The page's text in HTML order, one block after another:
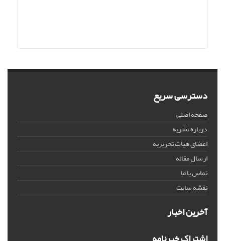
دسترسی سریع
صفحه اصلی
درباره نشریه
اعضای هیات تحریریه
ارسال مقاله
تماس با ما
نقشه سایت
آخرین اخبار